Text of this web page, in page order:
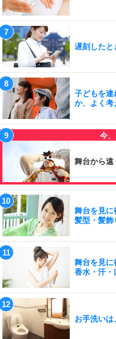
遅刻したと
子どもを連
か、よく考
舞台から遠
舞台を見に
髪型・髪飾
舞台を見に
香水・汗・
お手洗いは